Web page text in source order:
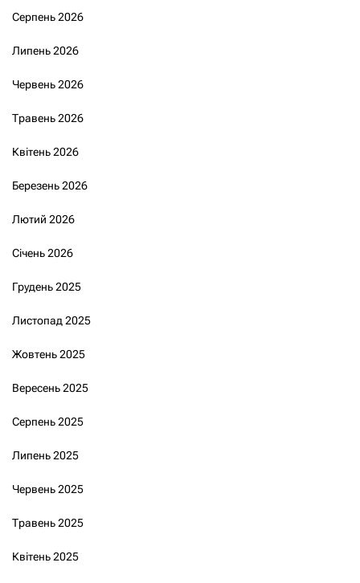
Серпень 2026
Липень 2026
Червень 2026
Травень 2026
Квітень 2026
Березень 2026
Лютий 2026
Січень 2026
Грудень 2025
Листопад 2025
Жовтень 2025
Вересень 2025
Серпень 2025
Липень 2025
Червень 2025
Травень 2025
Квітень 2025